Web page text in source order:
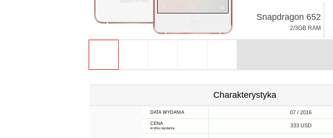
Snapdragon 652
2/3GB RAM
Charakterystyka
DATA WYDANIA 07 / 2016
CENA
w dniu wydania 333 USD